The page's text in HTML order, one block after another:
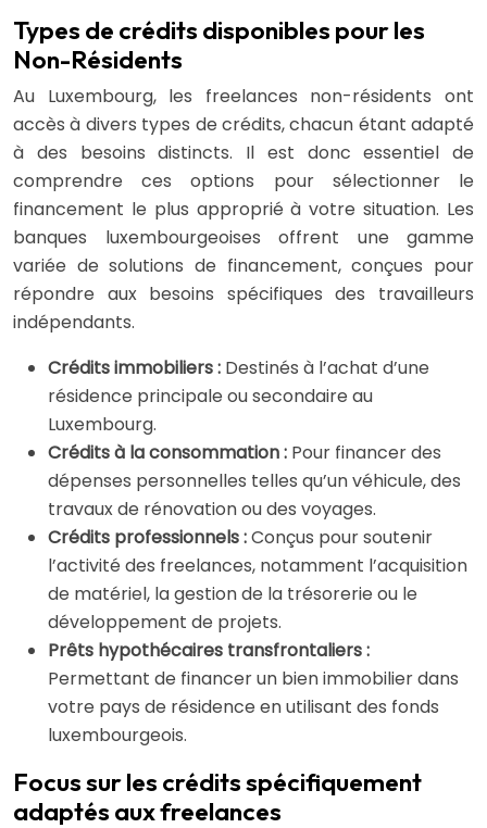
Types de crédits disponibles pour les
Non-Résidents
Au Luxembourg, les freelances non-résidents ont
accès à divers types de crédits, chacun étant adapté
à des besoins distincts. Il est donc essentiel de
comprendre ces options pour sélectionner le
financement le plus approprié à votre situation. Les
banques luxembourgeoises offrent une gamme
variée de solutions de financement, conçues pour
répondre aux besoins spécifiques des travailleurs
indépendants.
Crédits immobiliers : Destinés à l’achat d’une
résidence principale ou secondaire au
Luxembourg.
Crédits à la consommation : Pour financer des
dépenses personnelles telles qu’un véhicule, des
travaux de rénovation ou des voyages.
Crédits professionnels :Conçus pour soutenir
l’activité des freelances, notamment l’acquisition
de matériel, la gestion de la trésorerie ou le
développement de projets.
Prêts hypothécaires transfrontaliers :
Permettant de financer un bien immobilier dans
votre pays de résidence en utilisant des fonds
luxembourgeois.
Focus sur les crédits spécifiquement
adaptés aux freelances